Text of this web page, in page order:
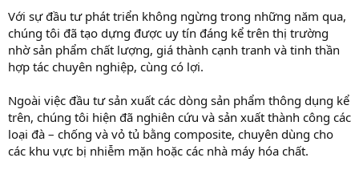
Với sự đầu tư phát triển không ngừng trong những năm qua,
chúng tôi đã tạo dựng được uy tín đáng kể trên thị trường
nhờ sản phẩm chất lượng, giá thành cạnh tranh và tinh thần
hợp tác chuyên nghiệp, cùng có lợi.
Ngoài việc đầu tư sản xuất các dòng sản phẩm thông dụng kể
trên, chúng tôi hiện đã nghiên cứu và sản xuất thành công các
loại đà – chống và vỏ tủ bằng composite, chuyên dùng cho
các khu vực bị nhiễm mặn hoặc các nhà máy hóa chất.